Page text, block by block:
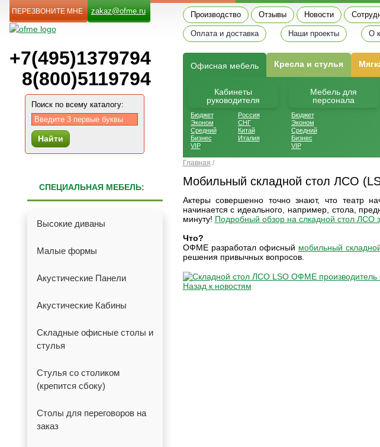
ПЕРЕЗВОНИТЕ МНЕ zakaz@ofme.ru
+7(495)1379794
8(800)5119794
Поиск по всему каталогу:
Найти
СПЕЦИАЛЬНАЯ МЕБЕЛЬ:
Высокие диваны
Малые формы
Акустические Панели
Акустические Кабины
Складные офисные столы и
стулья
Стулья со столиком
(крепится сбоку)
Столы для переговоров на
заказ
Производство Отзывы Новости
Оплата и доставка Наши проекты О
Офиcная мебель Кресла и стулья
Кабинеты
руководителя
Бюджет
Эконом
Средний
Бизнес
VIP
Россия
СНГ
Китай
Италия
Мебель для
персонала
Бюджет
Эконом
Средний
Бизнес
VIP
Главная /
Мобильный складной стол ЛСО
Актеры совершенно точно знают, что театр
начинается с идеального, например, стола,
минуту! Подробный обзор на слкадной стол ЛСО
Что?
ОФМЕ разработал офисный мобильный
решения привычных вопросов.
Назад к новостям